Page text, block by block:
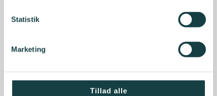
Statistik
Marketing
Tillad alle